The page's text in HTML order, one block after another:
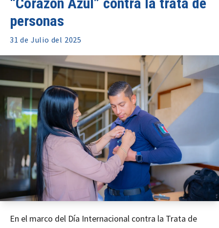
personas
31 de Julio del 2025
En el marco del Día Internacional contra la Trata de